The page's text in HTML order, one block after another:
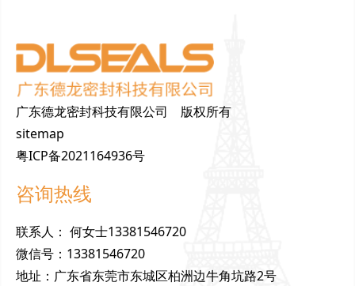
广东德龙密封科技有限公司 版权所有
sitemap
粤ICP备2021164936号
咨询热线
联系人 ： 何女士13381546720
微信号 ： 13381546720
地址 ： 广东省东莞市东城区柏洲边牛角坑路2号